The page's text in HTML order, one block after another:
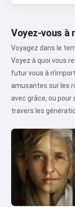
Voyez-vous à
Voyagez dans le
Voyez à quoi vous
futur vous à
amusantes sur les
avec grâce, ou
travers les